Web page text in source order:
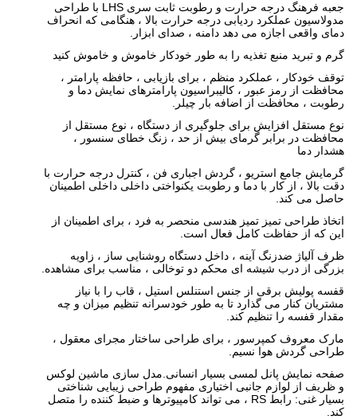
جعبه فرهنگ درجه حرارت و رطوبت ثابت سری LHS با طراحی
مدولاسیون عملکرد ردیابی درجه حرارت بالا ، هنگامی که انحراف
دمای واقعی اجازه می دهد دامنه ، صدای ابزار.
گرم و تبرید منبع تغذیه را به طور خودکار خاموش و خاموش کنید
توقف خودکار ، عملکرد منظم ، برای بازیابی ، حافظه پارامتر ،
محافظت از رمز عبور ، کالیبراسیون پارامترهای نمایش دما و
رطوبت ، محافظت از اضافه بار چیلر.
نوع مستقل افزایش برای جلوگیری از دستگاه ، نوع مستقل از
محافظت در برابر گرمای بیش از حد ، زنگ خطای سنسور ،
هشدار دما
گرمایش جامع استریو ، گردش اجباری فن ، کنترل درجه حرارت با
دقت بالا ، از کار با دما و رطوبت یکنواختی داخلی داخلی اطمینان
حاصل می کند.
اتخاذ طراحی تمیز تمیز هندسی منحصر به فرد ، برای اطمینان از
این که از حفاظت کامل فعال است.
ظرف آلیاژ ضدزنگ آینه ، داخل دستگاه روشنایی ساز ، زاویه
بزرگی از درب شیشه ای محکم دو توخالی ، مناسب برای مشاهده.
قفسه پولیش برقی از جنس استنلس استیل ، قاب را با نیاز
مشتریان کنار می گذارد تا به طور خودسرانه تنظیم میزان و چه
مقدار قفسه را تنظیم کند.
مارک معروف کمپرسور ، برای طراحی ساختار مجرای معقول ،
طراحی گردش هوا نسیم.
صفحه نمایش پانل لمسی بسیار انسانی.مدل سازی ماشین لوکس
و ظریف از لوازم جانبی اختیاری مفهوم طراحی زیبایی شناختی
بسیار غنی: رابط RS ، می تواند کامپیوترها و ضبط کننده را متصل
کند.